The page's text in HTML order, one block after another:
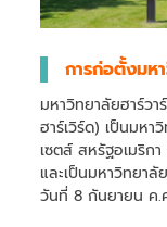
การก่อตั้งมห
มหาวิทยาลัยฮาร์ว
ฮาร์เวิร์ด) เป็นมหา
เซตส์ สหรัฐอเมริก
และเป็นมหาวิทยา
วันที่ 8 กันยายน ค.